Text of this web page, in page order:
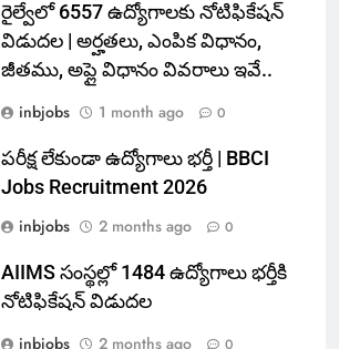
రైల్వేలో 6557 ఉద్యోగాలకు నోటిఫికేషన్
విడుదల | అర్హతలు, ఎంపిక విధానం,
జీతము, అప్లై విధానం వివరాలు ఇవే..
inbjobs
1 month ago 0
పరీక్ష లేకుండా ఉద్యోగాలు భర్తీ | BBCI
Jobs Recruitment 2026
inbjobs
2 months ago 0
AIIMS సంస్థల్లో 1484 ఉద్యోగాలు భర్తీకి
నోటిఫికేషన్ విడుదల
inbjobs
2 months ago 0